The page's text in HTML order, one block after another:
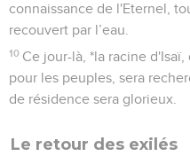
connaissance de l'Eternel,
recouvert par l’eau.
10 Ce jour-là, *la racine
pour les peuples, sera
de résidence sera glorieux.
Le retour des exilés